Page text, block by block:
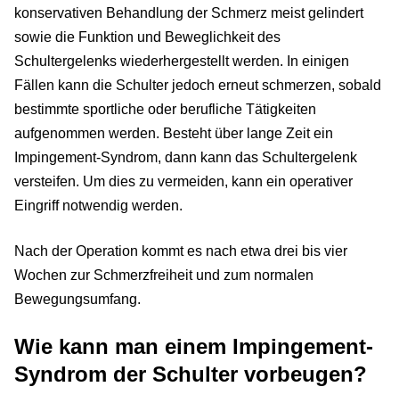
konservativen Behandlung der Schmerz meist gelindert
sowie die Funktion und Beweglichkeit des
Schultergelenks wiederhergestellt werden. In einigen
Fällen kann die Schulter jedoch erneut schmerzen, sobald
bestimmte sportliche oder berufliche Tätigkeiten
aufgenommen werden. Besteht über lange Zeit ein
Impingement-Syndrom, dann kann das Schultergelenk
versteifen. Um dies zu vermeiden, kann ein operativer
Eingriff notwendig werden.
Nach der Operation kommt es nach etwa drei bis vier
Wochen zur Schmerzfreiheit und zum normalen
Bewegungsumfang.
Wie kann man einem Impingement-
Syndrom der Schulter vorbeugen?